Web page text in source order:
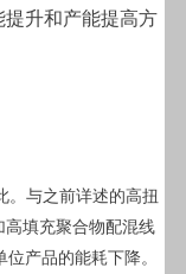
。与之前详述的高扭
填充聚合物配混线
产品的能耗下降。